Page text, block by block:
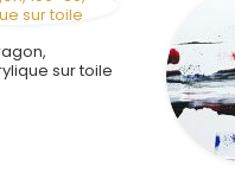
sur toile